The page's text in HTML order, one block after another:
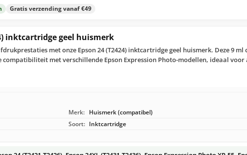
Gratis verzending vanaf €49
inktcartridge geel huismerk
met onze Epson 24 (T2424) inktcartridge geel huismerk. Deze 9
compatibiliteit met verschillende Epson Expression Photo-modellen, ideaal
Merk: Huismerk (compatibel)
Soort: Inktcartridge